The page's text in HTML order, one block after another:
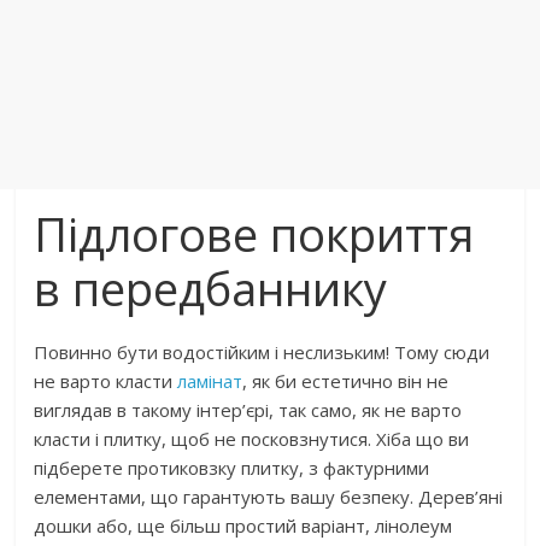
Підлогове покриття
в передбаннику
Повинно бути водостійким і неслизьким! Тому сюди
не варто кластиламінат, як би естетично він не
виглядав в такому інтер’єрі, так само, як не варто
класти і плитку, щоб не посковзнутися. Хіба що ви
підберете протиковзку плитку, з фактурними
елементами, що гарантують вашу безпеку. Дерев’яні
дошки або, ще більш простий варіант, лінолеум